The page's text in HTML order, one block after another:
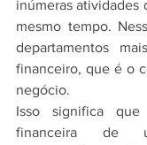
inúmeras atividades
mesmo tempo.
departamentos
financeiro, que é o
negócio.
Isso significa
financeira de